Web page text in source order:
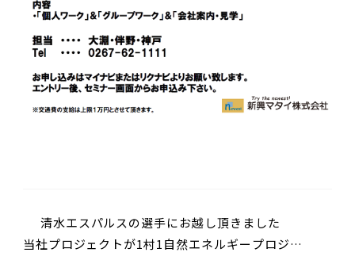
清水エスパルスの選手にお越し頂きました
当社プロジェクトが1村1自然エネルギープロジェ